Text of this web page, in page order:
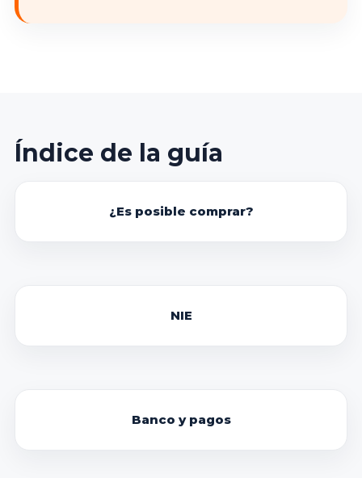
Índice de la guía
¿Es posible comprar?
NIE
Banco y pagos